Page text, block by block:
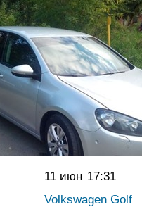
11 июн 17:31
Volkswagen Golf